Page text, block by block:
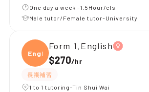
One day a week -1.5Hour/cls
Male tutor/Female tutor-University
Engli
Form 1,English
$270/hr
長期補習
1 to 1 tutoring-Tin Shui Wai